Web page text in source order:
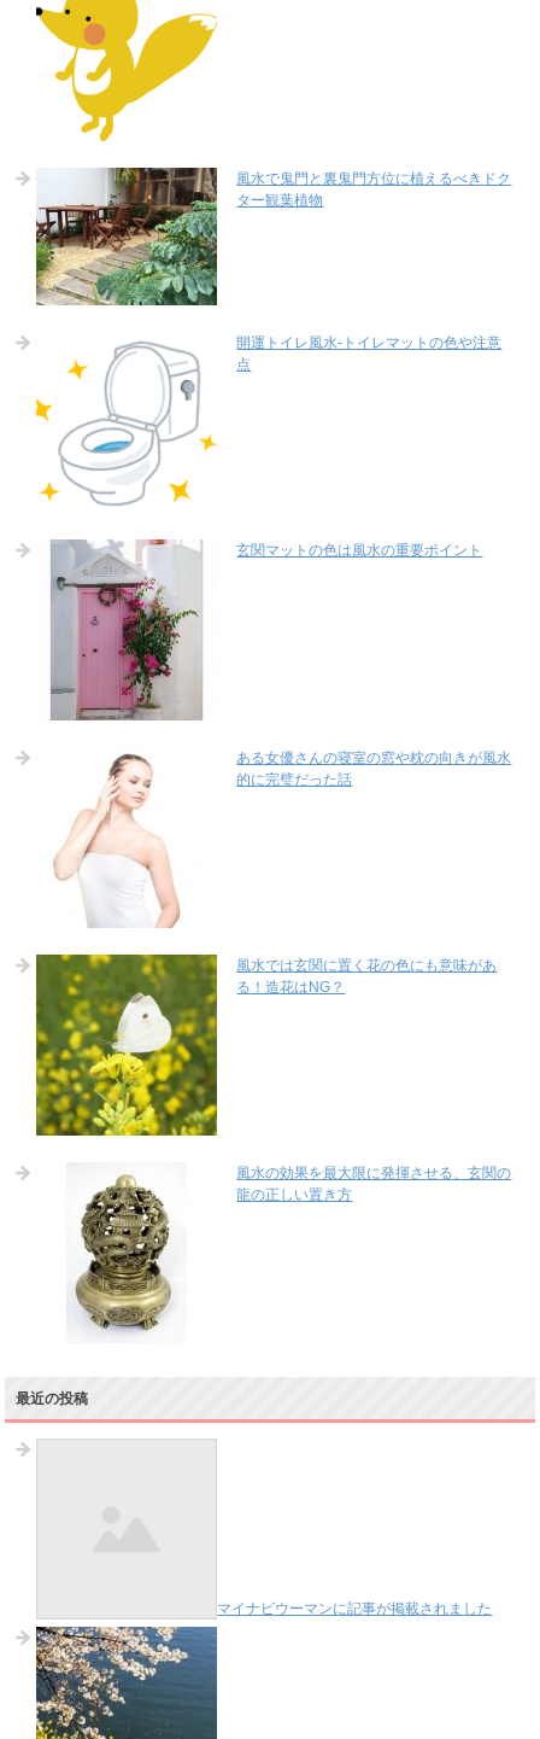
風水で鬼門と裏鬼門方位に植えるべきドク
ター観葉植物
開運トイレ風水-トイレマットの色や注意
点
玄関マットの色は風水の重要ポイント
ある女優さんの寝室の窓や枕の向きが風水
的に完璧だった話
風水では玄関に置く花の色にも意味があ
る！造花はNG？
風水の効果を最大限に発揮させる、玄関の
龍の正しい置き方
最近の投稿
マイナビウーマンに記事が掲載されました